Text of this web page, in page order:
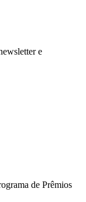
e
de Prêmios